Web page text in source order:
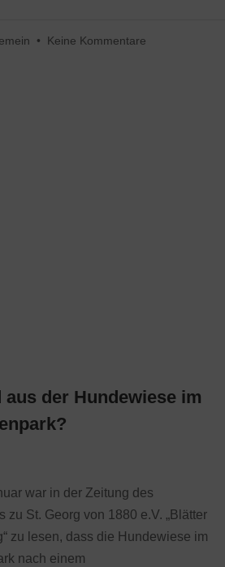
• Keine Kommentare
aus der Hundewiese im
war in der Zeitung des
zu St. Georg von 1880 e.V. „Blätter
zu lesen, dass die Hundewiese im
nach einem